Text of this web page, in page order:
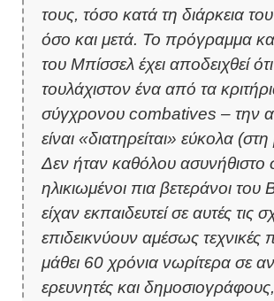
τους, τόσο κατά τη διάρκεια
όσο και μετά. Το πρόγραμμα
του Μπίσσελ έχει αποδειχθεί
τουλάχιστον ένα από τα
σύγχρονου combatives – την
είναι «διατηρείται» εύκολα
Δεν ήταν καθόλου ασυνήθιστο
ηλικιωμένοι πια βετεράνοι
είχαν εκπαιδευτεί σε αυτές τις
επιδεικνύουν αμέσως τεχνικές
μάθει 60 χρόνια νωρίτερα σε
ερευνητές και δημοσιογράφους,